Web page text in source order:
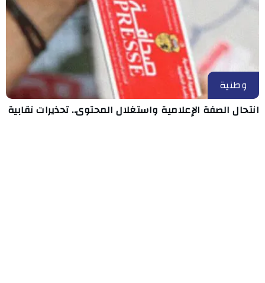
وطنية
انتحال الصفة الإعلامية واستغلال المحتوى.. تحذيرات نقابية